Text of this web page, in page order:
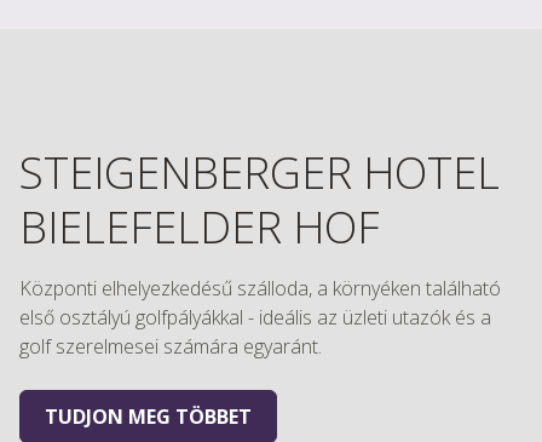
STEIGENBERGER HOTEL
BIELEFELDER HOF
Központi elhelyezkedésű szálloda, a környéken található
első osztályú golfpályákkal - ideális az üzleti utazók és a
golf szerelmesei számára egyaránt.
TUDJON MEG TÖBBET